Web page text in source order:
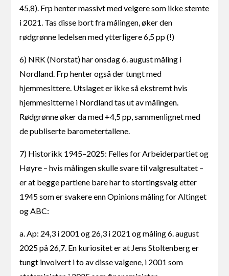
45,8). Frp henter massivt med velgere som ikke stemte
i 2021. Tas disse bort fra målingen, øker den
rødgrønne ledelsen med ytterligere 6,5 pp (!)
6) NRK (Norstat) har onsdag 6. august måling i
Nordland. Frp henter også der tungt med
hjemmesittere. Utslaget er ikke så ekstremt hvis
hjemmesitterne i Nordland tas ut av målingen.
Rødgrønne øker da med +4,5 pp, sammenlignet med
de publiserte barometertallene.
7) Historikk 1945–2025: Felles for Arbeiderpartiet og
Høyre – hvis målingen skulle svare til valgresultatet –
er at begge partiene bare har to stortingsvalg etter
1945 som er svakere enn Opinions måling for Altinget
og ABC:
a. Ap: 24,3 i 2001 og 26,3 i 2021 og måling 6. august
2025 på 26,7. En kuriositet er at Jens Stoltenberg er
tungt involvert i to av disse valgene, i 2001 som